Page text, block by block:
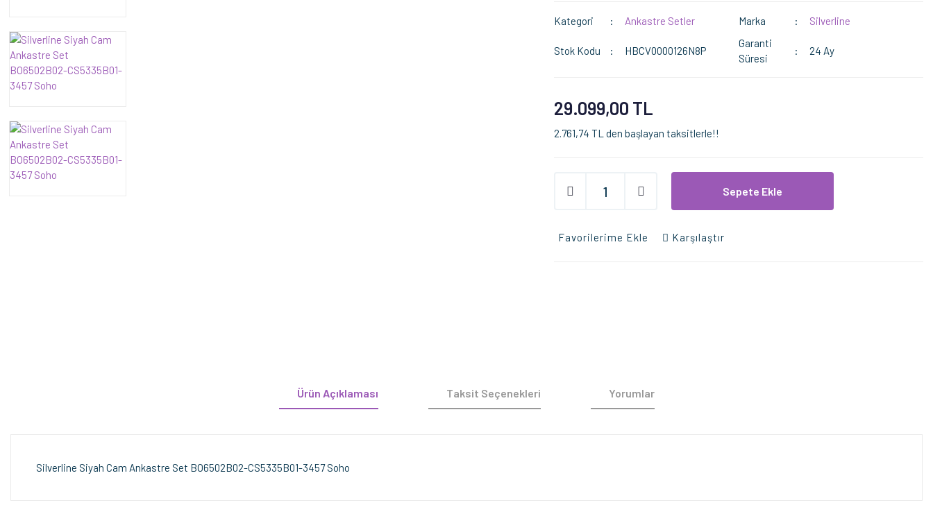
Kategori Ankastre Setler Marka Silverline
Stok Kodu HBCV0000126N8P
Garanti
Süresi
24 Ay
29.099,00 TL
2.761,74 TL den başlayan taksitlerle!!
Sepete Ekle
Favorilerime Ekle Karşılaştır
Ürün Açıklaması Taksit Seçenekleri Yorumlar
Silverline Siyah Cam Ankastre Set BO6502B02-CS5335B01-3457 Soho